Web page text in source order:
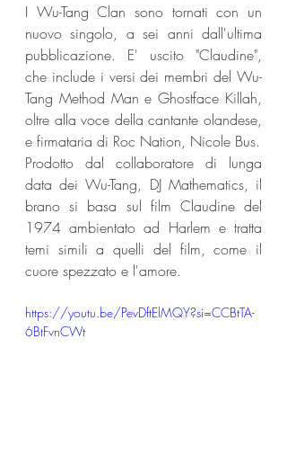
I Wu-Tang Clan sono tornati con un
nuovo singolo, a sei anni dall'ultima
pubblicazione. E' uscito "Claudine",
che include i versi dei membri del Wu-
Tang Method Man e Ghostface Killah,
oltre alla voce della cantante olandese,
e firmataria di Roc Nation, Nicole Bus.
Prodotto dal collaboratore di lunga
data dei Wu-Tang, DJ Mathematics, il
brano si basa sul film Claudine del
1974 ambientato ad Harlem e tratta
temi simili a quelli del film, come il
cuore spezzato e l'amore.
https://youtu.be/PevDftElMQY?si=CCBtTA-
6BtFvnCWt